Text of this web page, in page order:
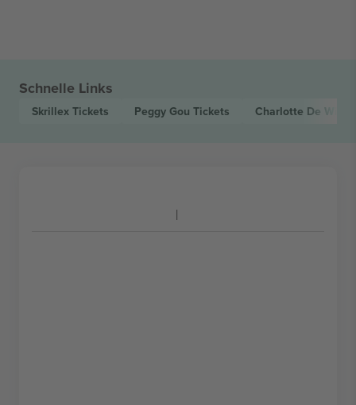
Schnelle Links
Skrillex Tickets Peggy Gou Tickets Charlotte De Witte